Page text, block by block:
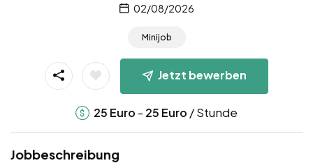
02/08/2026
Minijob
Jetzt bewerben
25 Euro - 25 Euro / Stunde
Jobbeschreibung